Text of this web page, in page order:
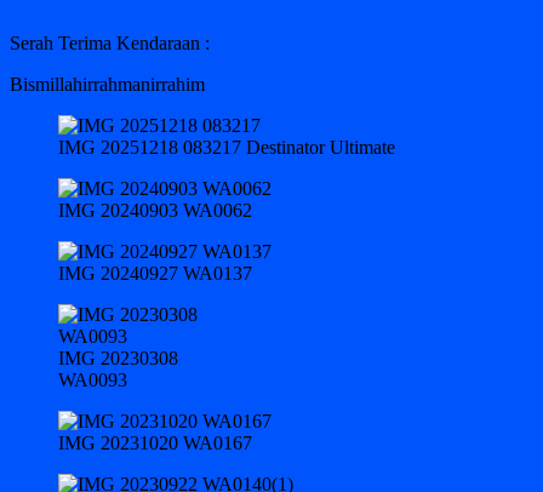
Serah Terima Kendaraan :
Bismillahirrahmanirrahim
IMG 20251218 083217 Destinator Ultimate
IMG 20240903 WA0062
IMG 20240927 WA0137
IMG 20230308
WA0093
IMG 20231020 WA0167